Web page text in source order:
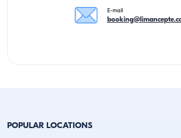
E-mail
POPULAR LOCATIONS